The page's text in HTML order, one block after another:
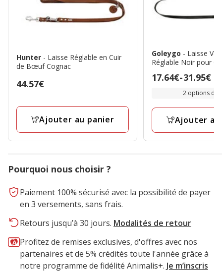
Hunter - Laisse Réglable en Cuir
de Bœuf Cognac
Prix
44.57€
Ajouter au panier
Goleygo - Laisse
Réglable Noir pour
Prix
à
31.95€
17.64€-31.95€
2 options de
Ajouter
Pourquoi nous choisir ?
Paiement 100% sécurisé avec la possibilité de payer
en 3 versements, sans frais.
Retours jusqu’à 30 jours. Modalités de retour
Profitez de remises exclusives, d'offres avec nos
partenaires et de 5% crédités toute l'année grâce à
notre programme de fidélité Animalis+. Je m’inscris